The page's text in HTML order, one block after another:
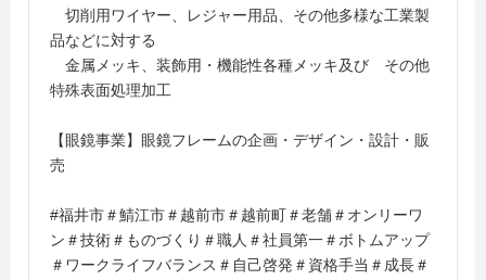
切削用ワイヤー、レジャー用品、その他多様な工業製
品などに対する
金属メッキ、装飾用・機能性各種メッキ及び その他
特殊表面処理加工
【眼鏡事業】眼鏡フレームの企画・デザイン・設計・販
売
#福井市＃鯖江市＃越前市＃越前町＃老舗＃オンリーワ
ン＃技術＃ものづくり＃職人＃社員第一＃ボトムアップ
＃ワークライフバランス＃自己啓発＃資格手当＃成長＃